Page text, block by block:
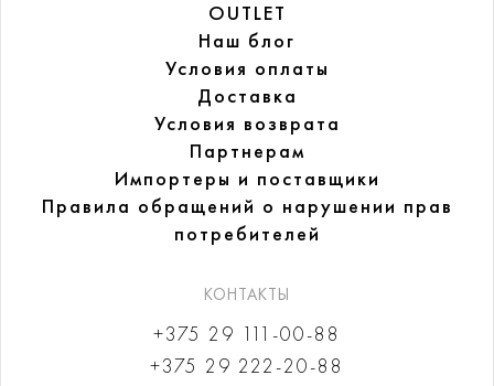
OUTLET
Наш блог
Условия оплаты
Доставка
Условия возврата
Партнерам
Импортеры и поставщики
Правила обращений о нарушении прав
потребителей
КОНТАКТЫ
+375 29 111-00-88
+375 29 222-20-88